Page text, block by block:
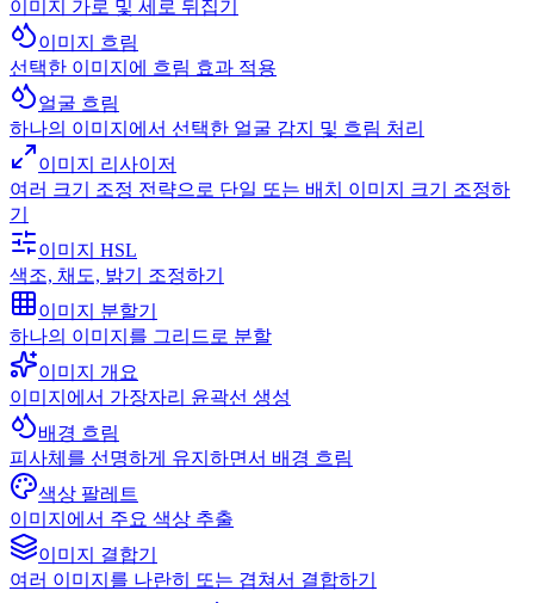
이미지 가로 및 세로 뒤집기
이미지 흐림
선택한 이미지에 흐림 효과 적용
얼굴 흐림
하나의 이미지에서 선택한 얼굴 감지 및 흐림 처리
이미지 리사이저
여러 크기 조정 전략으로 단일 또는 배치 이미지 크기 조정하
기
이미지 HSL
색조, 채도, 밝기 조정하기
이미지 분할기
하나의 이미지를 그리드로 분할
이미지 개요
이미지에서 가장자리 윤곽선 생성
배경 흐림
피사체를 선명하게 유지하면서 배경 흐림
색상 팔레트
이미지에서 주요 색상 추출
이미지 결합기
여러 이미지를 나란히 또는 겹쳐서 결합하기